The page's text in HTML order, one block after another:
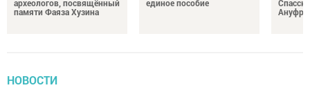
археологов, посвящённый
памяти Фаяза Хузина
единое пособие
НОВОСТИ